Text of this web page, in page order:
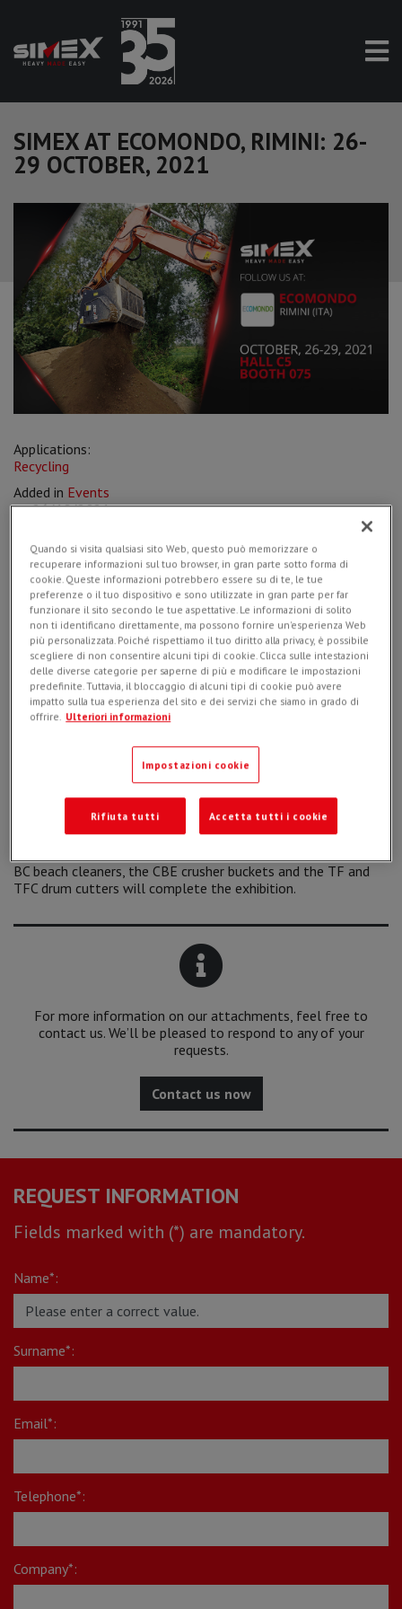
SIMEX AT ECOMONDO, RIMINI: 26-
29 OCTOBER, 2021
Applications:
Recycling
Added in Events
on26/10/2021
This year at Ecomondo Simex presents thenew screening
tool systemwith which all theVSE screening bucketswill be
equipped, which allows up to 75% less maintenance costs
allowing the recovery and reuse directly on-site of the
resulting materials from constructions and demolitions, in the
most efficient way, thanks to the multiple configuration set-
protagonist of the event: thanks to the cylindrical drum with
interchangeable teeth and the rear grid that determines the
size of the output material, now it is finally possible to
produce anasphalt milling with certifiable granulometry
thus transforming the asphalt slabs into a resource.
BC beach cleaners, the CBE crusher buckets and the TF and
TFC drum cutters will complete the exhibition.
For more information on our attachments, feel free to
contact us. We’ll be pleased to respond to any of your
requests.
Contact us now
REQUEST INFORMATION
Fields marked with (*) are mandatory.
Name*:
Surname*:
Email*:
Telephone*:
Company*:
Quando si visita qualsiasi sito Web, questo può memorizzare o
recuperare informazioni sul tuo browser, in gran parte sotto forma di
cookie. Queste informazioni potrebbero essere su di te, le tue
preferenze o il tuo dispositivo e sono utilizzate in gran parte per far
funzionare il sito secondo le tue aspettative. Le informazioni di solito
non ti identificano direttamente, ma possono fornire un'esperienza Web
più personalizzata. Poiché rispettiamo il tuo diritto alla privacy, è possibile
scegliere di non consentire alcuni tipi di cookie. Clicca sulle intestazioni
delle diverse categorie per saperne di più e modificare le impostazioni
predefinite. Tuttavia, il bloccaggio di alcuni tipi di cookie può avere
impatto sulla tua esperienza del sito e dei servizi che siamo in grado di
offrire. Ulteriori informazioni
Impostazioni cookie
Rifiuta tutti Accetta tutti i cookie